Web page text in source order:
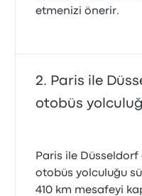
etmenizi önerir.
Paris ile
otobüs
Paris ile
otobüs yolculuğu
410 km mesafeyi